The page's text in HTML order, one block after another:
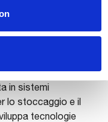
e Invent, Comau
produzione allo
dei flussi
in sistemi
lo stoccaggio e il
tecnologie